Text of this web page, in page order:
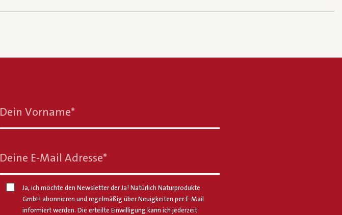
Dein Vorname*
Deine E-Mail Adresse*
Ja, ich möchte den Newsletter der Ja! Natürlich Naturprodukte
GmbH abonnieren und regelmäßig über Neuigkeiten per E-Mail
informiert werden. Die erteilte Einwilligung kann ich jederzeit